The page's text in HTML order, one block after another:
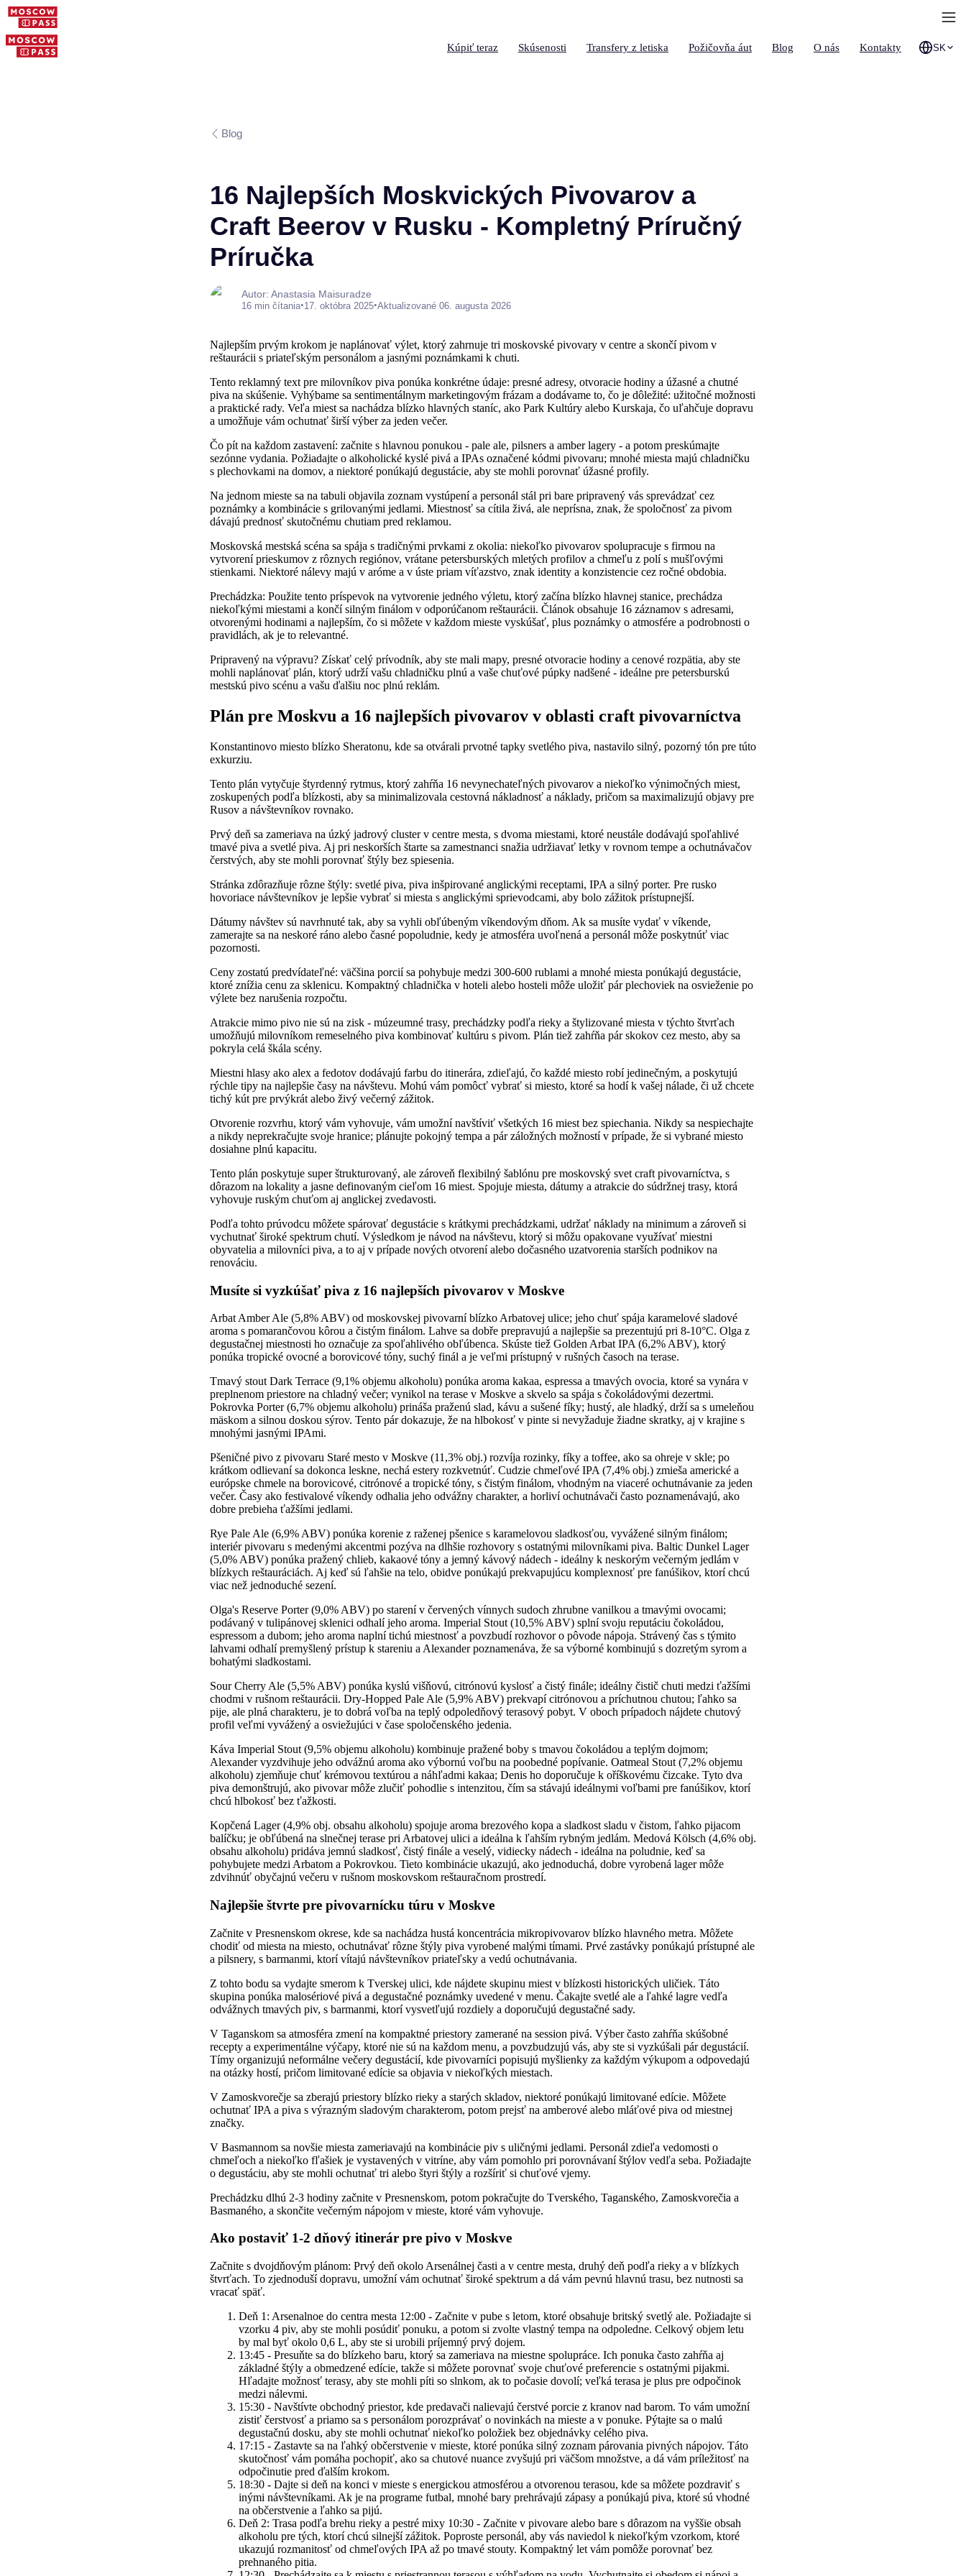
Kúpiť teraz Skúsenosti Transfery z letiska Požičovňa áut Blog O nás Kontakty SK
Blog
16 Najlepších Moskvických Pivovarov a
Craft Beerov v Rusku - Kompletný Príručný
Príručka
Autor: Anastasia Maisuradze
16 min čítania•17. októbra 2025•Aktualizované 06. augusta 2026
Najlepším prvým krokom je naplánovať výlet, ktorý zahrnuje tri moskovské pivovary v centre a skončí pivom v
reštaurácii s priateľským personálom a jasnými poznámkami k chuti.
Tento reklamný text pre milovníkov piva ponúka konkrétne údaje: presné adresy, otvoracie hodiny a úžasné a chutné
piva na skúšenie. Vyhýbame sa sentimentálnym marketingovým frázam a dodávame to, čo je dôležité: užitočné možnosti
a praktické rady. Veľa miest sa nachádza blízko hlavných staníc, ako Park Kultúry alebo Kurskaja, čo uľahčuje dopravu
a umožňuje vám ochutnať širší výber za jeden večer.
Čo pít na každom zastavení: začnite s hlavnou ponukou - pale ale, pilsners a amber lagery - a potom preskúmajte
sezónne vydania. Požiadajte o alkoholické kyslé pivá a IPAs označené kódmi pivovaru; mnohé miesta majú chladničku
s plechovkami na domov, a niektoré ponúkajú degustácie, aby ste mohli porovnať úžasné profily.
Na jednom mieste sa na tabuli objavila zoznam vystúpení a personál stál pri bare pripravený vás sprevádzať cez
poznámky a kombinácie s grilovanými jedlami. Miestnosť sa cítila živá, ale neprísna, znak, že spoločnosť za pivom
dávajú prednosť skutočnému chutiam pred reklamou.
Moskovská mestská scéna sa spája s tradičnými prvkami z okolia: niekoľko pivovarov spolupracuje s firmou na
vytvorení prieskumov z rôznych regiónov, vrátane petersburských mletých profilov a chmeľu z polí s mušľovými
stienkami. Niektoré nálevy majú v aróme a v úste priam víťazstvo, znak identity a konzistencie cez ročné obdobia.
Prechádzka: Použite tento príspevok na vytvorenie jedného výletu, ktorý začína blízko hlavnej stanice, prechádza
niekoľkými miestami a končí silným finálom v odporúčanom reštaurácii. Článok obsahuje 16 záznamov s adresami,
otvorenými hodinami a najlepším, čo si môžete v každom mieste vyskúšať, plus poznámky o atmosfére a podrobnosti o
pravidlách, ak je to relevantné.
Pripravený na výpravu? Získať celý prívodník, aby ste mali mapy, presné otvoracie hodiny a cenové rozpätia, aby ste
mohli naplánovať plán, ktorý udrží vašu chladničku plnú a vaše chuťové púpky nadšené - ideálne pre petersburskú
mestskú pivo scénu a vašu ďalšiu noc plnú reklám.
Plán pre Moskvu a 16 najlepších pivovarov v oblasti craft pivovarníctva
Konstantinovo miesto blízko Sheratonu, kde sa otvárali prvotné tapky svetlého piva, nastavilo silný, pozorný tón pre túto
exkurziu.
Tento plán vytyčuje štyrdenný rytmus, ktorý zahŕňa 16 nevynechateľných pivovarov a niekoľko výnimočných miest,
zoskupených podľa blízkosti, aby sa minimalizovala cestovná nákladnosť a náklady, pričom sa maximalizujú objavy pre
Rusov a návštevníkov rovnako.
Prvý deň sa zameriava na úzký jadrový cluster v centre mesta, s dvoma miestami, ktoré neustále dodávajú spoľahlivé
tmavé piva a svetlé piva. Aj pri neskorších štarte sa zamestnanci snažia udržiavať letky v rovnom tempe a ochutnávačov
čerstvých, aby ste mohli porovnať štýly bez spiesenia.
Stránka zdôrazňuje rôzne štýly: svetlé piva, piva inšpirované anglickými receptami, IPA a silný porter. Pre rusko
hovoriace návštevníkov je lepšie vybrať si miesta s anglickými sprievodcami, aby bolo zážitok prístupnejší.
Dátumy návštev sú navrhnuté tak, aby sa vyhli obľúbeným víkendovým dňom. Ak sa musíte vydať v víkende,
zamerajte sa na neskoré ráno alebo časné popoludnie, kedy je atmosféra uvoľnená a personál môže poskytnúť viac
pozornosti.
Ceny zostatú predvídateľné: väčšina porcií sa pohybuje medzi 300-600 rublami a mnohé miesta ponúkajú degustácie,
ktoré znížia cenu za sklenicu. Kompaktný chladnička v hoteli alebo hosteli môže uložiť pár plechoviek na osvieženie po
výlete bez narušenia rozpočtu.
Atrakcie mimo pivo nie sú na zisk - múzeumné trasy, prechádzky podľa rieky a štylizované miesta v týchto štvrťach
umožňujú milovníkom remeselného piva kombinovať kultúru s pivom. Plán tiež zahŕňa pár skokov cez mesto, aby sa
pokryla celá škála scény.
Miestni hlasy ako alex a fedotov dodávajú farbu do itinerára, zdieľajú, čo každé miesto robí jedinečným, a poskytujú
rýchle tipy na najlepšie časy na návštevu. Mohú vám pomôcť vybrať si miesto, ktoré sa hodí k vašej nálade, či už chcete
tichý kút pre prvýkrát alebo živý večerný zážitok.
Otvorenie rozvrhu, ktorý vám vyhovuje, vám umožní navštíviť všetkých 16 miest bez spiechania. Nikdy sa nespiechajte
a nikdy neprekračujte svoje hranice; plánujte pokojný tempa a pár záložných možností v prípade, že si vybrané miesto
dosiahne plnú kapacitu.
Tento plán poskytuje super štrukturovaný, ale zároveň flexibilný šablónu pre moskovský svet craft pivovarníctva, s
dôrazom na lokality a jasne definovaným cieľom 16 miest. Spojuje miesta, dátumy a atrakcie do súdržnej trasy, ktorá
vyhovuje ruským chuťom aj anglickej zvedavosti.
Podľa tohto prúvodcu môžete spárovať degustácie s krátkymi prechádzkami, udržať náklady na minimum a zároveň si
vychutnať široké spektrum chutí. Výsledkom je návod na návštevu, ktorý si môžu opakovane využívať miestni
obyvatelia a milovníci piva, a to aj v prípade nových otvorení alebo dočasného uzatvorenia starších podnikov na
renováciu.
Musíte si vyzkúšať piva z 16 najlepších pivovarov v Moskve
Arbat Amber Ale (5,8% ABV) od moskovskej pivovarní blízko Arbatovej ulice; jeho chuť spája karamelové sladové
aroma s pomarančovou kôrou a čistým finálom. Lahve sa dobře prepravujú a najlepšie sa prezentujú pri 8-10°C. Olga z
degustačnej miestnosti ho označuje za spoľahlivého obľúbenca. Skúste tiež Golden Arbat IPA (6,2% ABV), ktorý
ponúka tropické ovocné a borovicové tóny, suchý finál a je veľmi prístupný v rušných časoch na terase.
Tmavý stout Dark Terrace (9,1% objemu alkoholu) ponúka aroma kakaa, espressa a tmavých ovocia, ktoré sa vynára v
preplnenom priestore na chladný večer; vynikol na terase v Moskve a skvelo sa spája s čokoládovými dezertmi.
Pokrovka Porter (6,7% objemu alkoholu) prináša praženú slad, kávu a sušené fíky; hustý, ale hladký, drží sa s umeleňou
mäskom a silnou doskou sýrov. Tento pár dokazuje, že na hlbokosť v pinte si nevyžaduje žiadne skratky, aj v krajine s
mnohými jasnými IPAmi.
Pšeničné pivo z pivovaru Staré mesto v Moskve (11,3% obj.) rozvíja rozinky, fíky a toffee, ako sa ohreje v skle; po
krátkom odlievaní sa dokonca leskne, nechá estery rozkvetnúť. Cudzie chmeľové IPA (7,4% obj.) zmieša americké a
európske chmele na borovicové, citrónové a tropické tóny, s čistým finálom, vhodným na viaceré ochutnávanie za jeden
večer. Časy ako festivalové víkendy odhalia jeho odvážny charakter, a horliví ochutnávači často poznamenávajú, ako
dobre prebieha ťažšími jedlami.
Rye Pale Ale (6,9% ABV) ponúka korenie z raženej pšenice s karamelovou sladkosťou, vyvážené silným finálom;
interiér pivovaru s medenými akcentmi pozýva na dlhšie rozhovory s ostatnými milovníkami piva. Baltic Dunkel Lager
(5,0% ABV) ponúka pražený chlieb, kakaové tóny a jemný kávový nádech - ideálny k neskorým večerným jedlám v
blízkych reštauráciách. Aj keď sú ľahšie na telo, obidve ponúkajú prekvapujúcu komplexnosť pre fanúšikov, ktorí chcú
viac než jednoduché sezení.
Olga's Reserve Porter (9,0% ABV) po starení v červených vínnych sudoch zhrubne vanilkou a tmavými ovocami;
podávaný v tulipánovej sklenici odhalí jeho aroma. Imperial Stout (10,5% ABV) splní svoju reputáciu čokoládou,
espressom a dubom; jeho aroma naplní tichú miestnosť a povzbudí rozhovor o pôvode nápoja. Strávený čas s týmito
lahvami odhalí premyšlený prístup k stareniu a Alexander poznamenáva, že sa výborné kombinujú s dozretým syrom a
bohatými sladkostami.
Sour Cherry Ale (5,5% ABV) ponúka kyslú višňovú, citrónovú kyslosť a čistý finále; ideálny čistič chuti medzi ťažšími
chodmi v rušnom reštaurácii. Dry-Hopped Pale Ale (5,9% ABV) prekvapí citrónovou a príchutnou chutou; ľahko sa
pije, ale plná charakteru, je to dobrá voľba na teplý odpoledňový terasový pobyt. V oboch prípadoch nájdete chutový
profil veľmi vyvážený a osviežujúci v čase spoločenského jedenia.
Káva Imperial Stout (9,5% objemu alkoholu) kombinuje pražené boby s tmavou čokoládou a teplým dojmom;
Alexander vyzdvihuje jeho odvážnú aroma ako výbornú voľbu na poobedné popívanie. Oatmeal Stout (7,2% objemu
alkoholu) zjemňuje chuť krémovou textúrou a náhľadmi kakaa; Denis ho doporučuje k oříškovému čizcake. Tyto dva
piva demonštrujú, ako pivovar môže zlučiť pohodlie s intenzitou, čím sa stávajú ideálnymi voľbami pre fanúšikov, ktorí
chcú hlbokosť bez ťažkosti.
Kopčená Lager (4,9% obj. obsahu alkoholu) spojuje aroma brezového kopa a sladkost sladu v čistom, ľahko pijacom
balíčku; je obľúbená na slnečnej terase pri Arbatovej ulici a ideálna k ľahším rybným jedlám. Medová Kölsch (4,6% obj.
obsahu alkoholu) pridáva jemnú sladkosť, čistý finále a veselý, vidiecky nádech - ideálna na poludnie, keď sa
pohybujete medzi Arbatom a Pokrovkou. Tieto kombinácie ukazujú, ako jednoduchá, dobre vyrobená lager môže
zdvihnúť obyčajnú večeru v rušnom moskovskom reštauračnom prostredí.
Najlepšie štvrte pre pivovarnícku túru v Moskve
Začnite v Presnenskom okrese, kde sa nachádza hustá koncentrácia mikropivovarov blízko hlavného metra. Môžete
chodiť od miesta na miesto, ochutnávať rôzne štýly piva vyrobené malými tímami. Prvé zastávky ponúkajú prístupné ale
a pilsnery, s barmanmi, ktorí vítajú návštevníkov priateľsky a vedú ochutnávania.
Z tohto bodu sa vydajte smerom k Tverskej ulici, kde nájdete skupinu miest v blízkosti historických uličiek. Táto
skupina ponúka malosériové pivá a degustačné poznámky uvedené v menu. Čakajte svetlé ale a ľahké lagre vedľa
odvážnych tmavých piv, s barmanmi, ktorí vysvetľujú rozdiely a doporučujú degustačné sady.
V Taganskom sa atmosféra zmení na kompaktné priestory zamerané na session pivá. Výber často zahŕňa skúšobné
recepty a experimentálne výčapy, ktoré nie sú na každom menu, a povzbudzujú vás, aby ste si vyzkúšali pár degustácií.
Tímy organizujú neformálne večery degustácií, kde pivovarníci popisujú myšlienky za každým výkupom a odpovedajú
na otázky hostí, pričom limitované edície sa objavia v niekoľkých miestach.
V Zamoskvorečje sa zberajú priestory blízko rieky a starých skladov, niektoré ponúkajú limitované edície. Môžete
ochutnať IPA a piva s výrazným sladovým charakterom, potom prejsť na amberové alebo mláťové piva od miestnej
značky.
V Basmannom sa novšie miesta zameriavajú na kombinácie piv s uličnými jedlami. Personál zdieľa vedomosti o
chmeľoch a niekoľko fľašiek je vystavených v vitríne, aby vám pomohlo pri porovnávaní štýlov vedľa seba. Požiadajte
o degustáciu, aby ste mohli ochutnať tri alebo štyri štýly a rozšíriť si chuťové vjemy.
Prechádzku dlhú 2-3 hodiny začnite v Presnenskom, potom pokračujte do Tverského, Taganského, Zamoskvorečia a
Basmaného, a skončite večerným nápojom v mieste, ktoré vám vyhovuje.
Ako postaviť 1-2 dňový itinerár pre pivo v Moskve
Začnite s dvojdňovým plánom: Prvý deň okolo Arsenálnej časti a v centre mesta, druhý deň podľa rieky a v blízkych
štvrťach. To zjednoduší dopravu, umožní vám ochutnať široké spektrum a dá vám pevnú hlavnú trasu, bez nutnosti sa
vracať späť.
Deň 1: Arsenalnoe do centra mesta 12:00 - Začnite v pube s letom, ktoré obsahuje britský svetlý ale. Požiadajte si
vzorku 4 piv, aby ste mohli posúdiť ponuku, a potom si zvolte vlastný tempa na odpoledne. Celkový objem letu
by mal byť okolo 0,6 L, aby ste si urobili príjemný prvý dojem.
13:45 - Presuňte sa do blízkeho baru, ktorý sa zameriava na miestne spolupráce. Ich ponuka často zahŕňa aj
základné štýly a obmedzené edície, takže si môžete porovnať svoje chuťové preferencie s ostatnými pijakmi.
Hľadajte možnosť terasy, aby ste mohli píti so slnkom, ak to počasie dovolí; veľká terasa je plus pre odpočinok
medzi nálevmi.
15:30 - Navštívte obchodný priestor, kde predavači nalievajú čerstvé porcie z kranov nad barom. To vám umožní
zistiť čerstvosť a priamo sa s personálom porozprávať o novinkách na mieste a v ponuke. Pýtajte sa o malú
degustačnú dosku, aby ste mohli ochutnať niekoľko položiek bez objednávky celého piva.
17:15 - Zastavte sa na ľahký občerstvenie v mieste, ktoré ponúka silný zoznam párovania pivných nápojov. Táto
skutočnosť vám pomáha pochopiť, ako sa chutové nuance zvyšujú pri väčšom množstve, a dá vám príležitosť na
odpočinutie pred ďalším krokom.
18:30 - Dajte si deň na konci v mieste s energickou atmosférou a otvorenou terasou, kde sa môžete pozdraviť s
inými návštevníkami. Ak je na programe futbal, mnohé bary prehrávajú zápasy a ponúkajú piva, ktoré sú vhodné
na občerstvenie a ľahko sa pijú.
Deň 2: Trasa podľa brehu rieky a pestré mixy 10:30 - Začnite v pivovare alebo bare s dôrazom na vyššie obsah
alkoholu pre tých, ktorí chcú silnejší zážitok. Poproste personál, aby vás naviedol k niekoľkým vzorkom, ktoré
ukazujú rozmanitosť od chmeľových IPA až po tmavé stouty. Kompaktný let vám pomôže porovnať bez
prehnaného pitia.